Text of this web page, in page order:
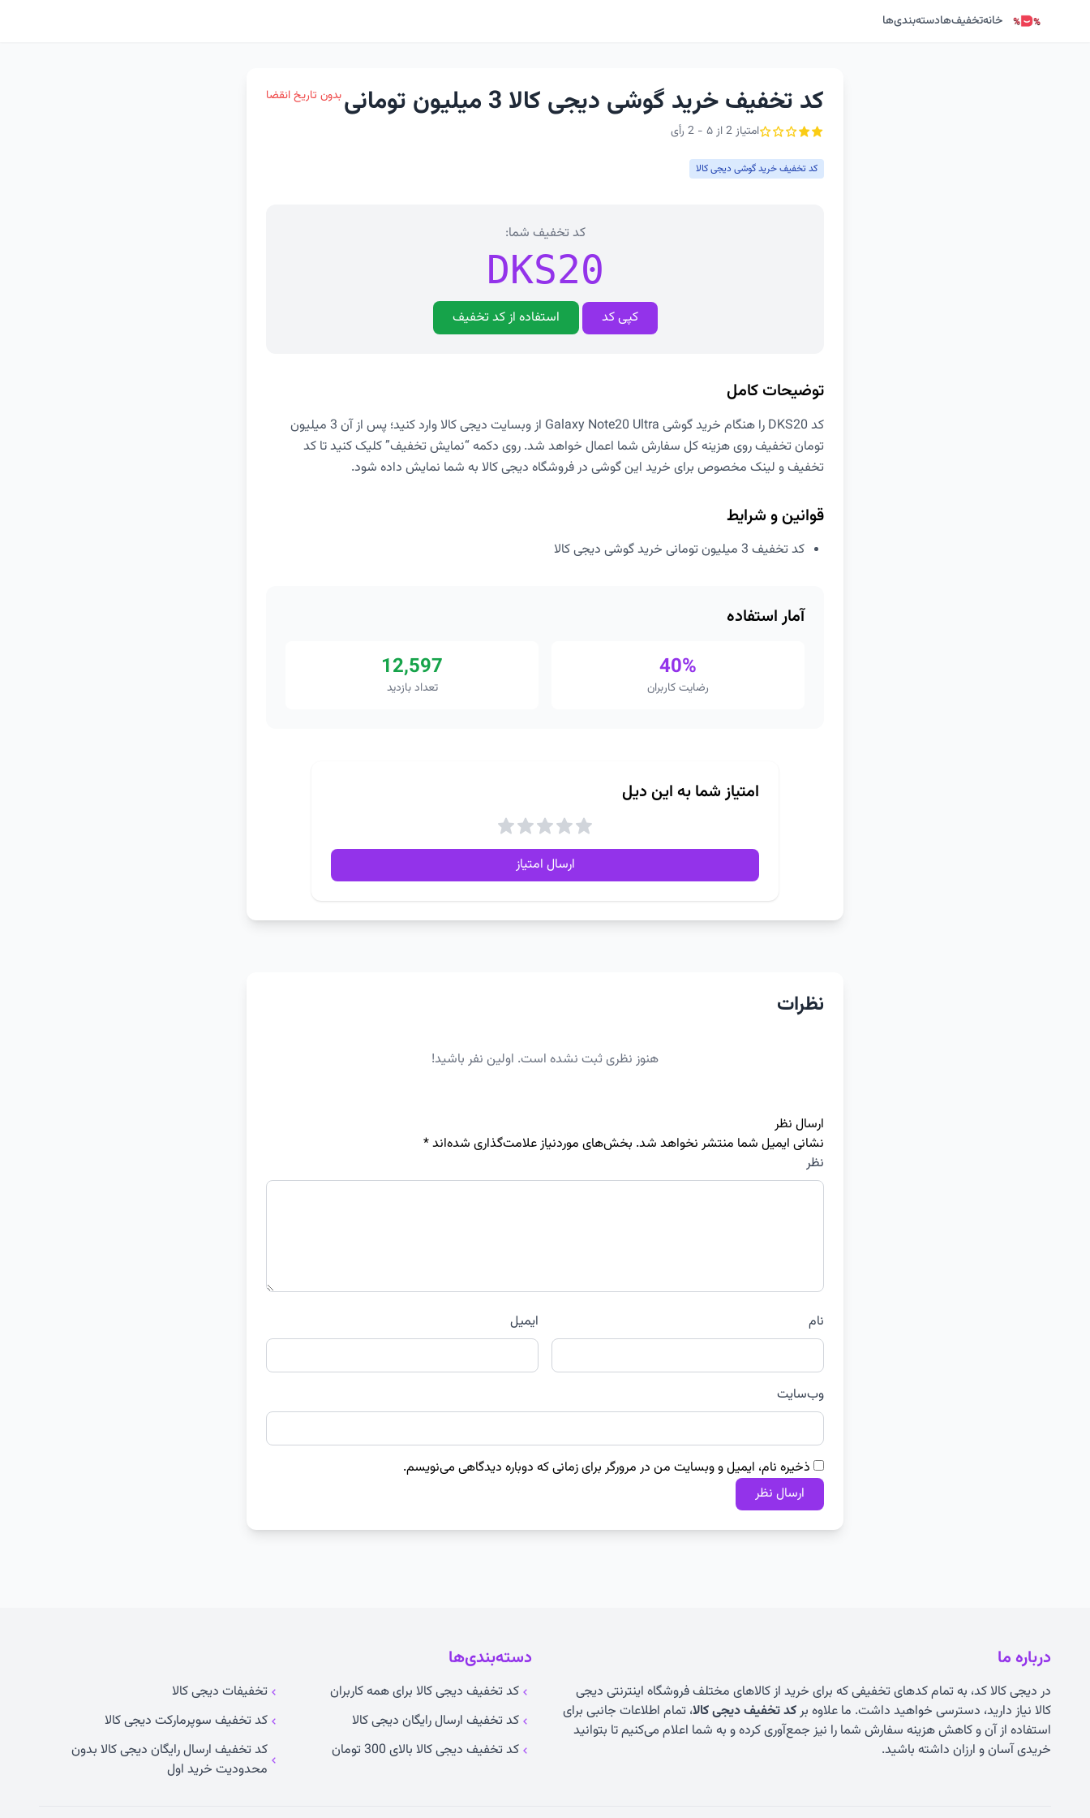
خانهتخفیف‌هادسته‌بندی‌ها
کد تخفیف خرید گوشی دیجی کالا 3 میلیون تومانی
امتیاز 2 از ۵ - 2 رأی
بدون تاریخ انقضا
کد تخفیف خرید گوشی دیجی کالا
کد تخفیف شما:
DKS20
کپی کد استفاده از کد تخفیف
توضیحات کامل
کد DKS20 را هنگام خرید گوشی Galaxy Note20 Ultra از وبسایت دیجی کالا وارد کنید؛ پس از آن 3 میلیون
تومان تخفیف روی هزینه کل سفارش شما اعمال خواهد شد. روی دکمه “نمایش تخفیف” کلیک کنید تا کد
تخفیف و لینک مخصوص برای خرید این گوشی در فروشگاه دیجی کالا به شما نمایش داده شود.
قوانین و شرایط
کد تخفیف 3 میلیون تومانی خرید گوشی دیجی کالا
آمار استفاده
40%
رضایت کاربران
12,597
تعداد بازدید
امتیاز شما به این دیل
ارسال امتیاز
نظرات
هنوز نظری ثبت نشده است. اولین نفر باشید!
ارسال نظر
نشانی ایمیل شما منتشر نخواهد شد. بخش‌های موردنیاز علامت‌گذاری شده‌اند*
نظر
نام ایمیل
وب‌سایت
ذخیره نام، ایمیل و وبسایت من در مرورگر برای زمانی که دوباره دیدگاهی می‌نویسم.
درباره ما
در دیجی کالا کد، به تمام کدهای تخفیفی که برای خرید از کالاهای مختلف فروشگاه اینترنتی دیجی
کالا نیاز دارید، دسترسی خواهید داشت. ما علاوه برکد تخفیف دیجی کالا، تمام اطلاعات جانبی برای
استفاده از آن و کاهش هزینه سفارش شما را نیز جمع‌آوری کرده و به شما اعلام می‌کنیم تا بتوانید
خریدی آسان و ارزان داشته باشید.
دسته‌بندی‌ها
کد تخفیف دیجی کالا برای همه کاربران
تخفیفات دیجی کالا
کد تخفیف ارسال رایگان دیجی کالا
کد تخفیف سوپرمارکت دیجی کالا
کد تخفیف دیجی کالا بالای 300 تومان
کد تخفیف ارسال رایگان دیجی کالا بدون
محدودیت خرید اول